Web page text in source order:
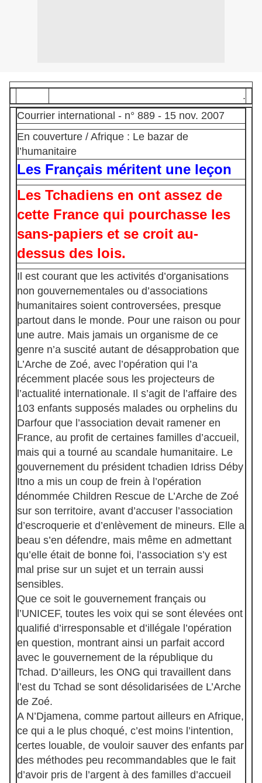
.
Courrier international - n° 889 - 15 nov. 2007
En couverture / Afrique : Le bazar de
l’humanitaire
Les Français méritent une leçon
Les Tchadiens en ont assez de
cette France qui pourchasse les
sans-papiers et se croit au-
dessus des lois.
Il est courant que les activités d’organisations
non gouvernementales ou d’associations
humanitaires soient controversées, presque
partout dans le monde. Pour une raison ou pour
une autre. Mais jamais un organisme de ce
genre n’a suscité autant de désapprobation que
L’Arche de Zoé, avec l’opération qui l’a
récemment placée sous les projecteurs de
l’actualité internationale. Il s’agit de l’affaire des
103 enfants supposés malades ou orphelins du
Darfour que l’association devait ramener en
France, au profit de certaines familles d’accueil,
mais qui a tourné au scandale humanitaire. Le
gouvernement du président tchadien Idriss Déby
Itno a mis un coup de frein à l’opération
dénommée Children Rescue de L’Arche de Zoé
sur son territoire, avant d’accuser l’association
d’escroquerie et d’enlèvement de mineurs. Elle a
beau s’en défendre, mais même en admettant
qu’elle était de bonne foi, l’association s’y est
mal prise sur un sujet et un terrain aussi
sensibles.
Que ce soit le gouvernement français ou
l’UNICEF, toutes les voix qui se sont élevées ont
qualifié d’irresponsable et d’illégale l’opération
en question, montrant ainsi un parfait accord
avec le gouvernement de la république du
Tchad. D’ailleurs, les ONG qui travaillent dans
l’est du Tchad se sont désolidarisées de L’Arche
de Zoé.
A N’Djamena, comme partout ailleurs en Afrique,
ce qui a le plus choqué, c’est moins l’intention,
certes louable, de vouloir sauver des enfants par
des méthodes peu recommandables que le fait
d’avoir pris de l’argent à des familles d’accueil